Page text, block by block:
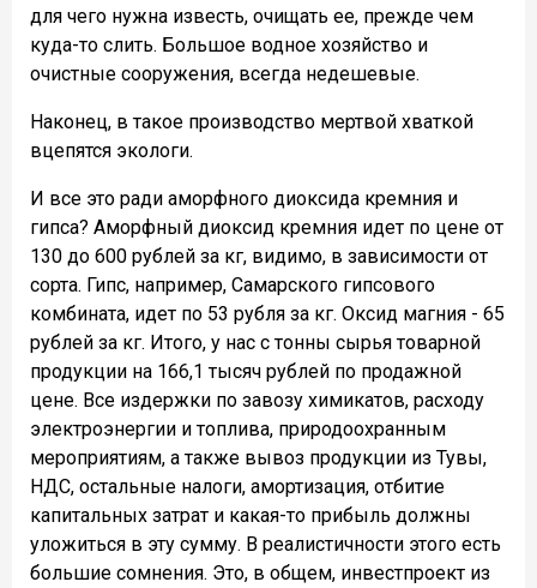
для чего нужна известь, очищать ее, прежде чем
куда-то слить. Большое водное хозяйство и
очистные сооружения, всегда недешевые.
Наконец, в такое производство мертвой хваткой
вцепятся экологи.
И все это ради аморфного диоксида кремния и
гипса? Аморфный диоксид кремния идет по цене от
130 до 600 рублей за кг, видимо, в зависимости от
сорта. Гипс, например, Самарского гипсового
комбината, идет по 53 рубля за кг. Оксид магния - 65
рублей за кг. Итого, у нас с тонны сырья товарной
продукции на 166,1 тысяч рублей по продажной
цене. Все издержки по завозу химикатов, расходу
электроэнергии и топлива, природоохранным
мероприятиям, а также вывоз продукции из Тувы,
НДС, остальные налоги, амортизация, отбитие
капитальных затрат и какая-то прибыль должны
уложиться в эту сумму. В реалистичности этого есть
большие сомнения. Это, в общем, инвестпроект из